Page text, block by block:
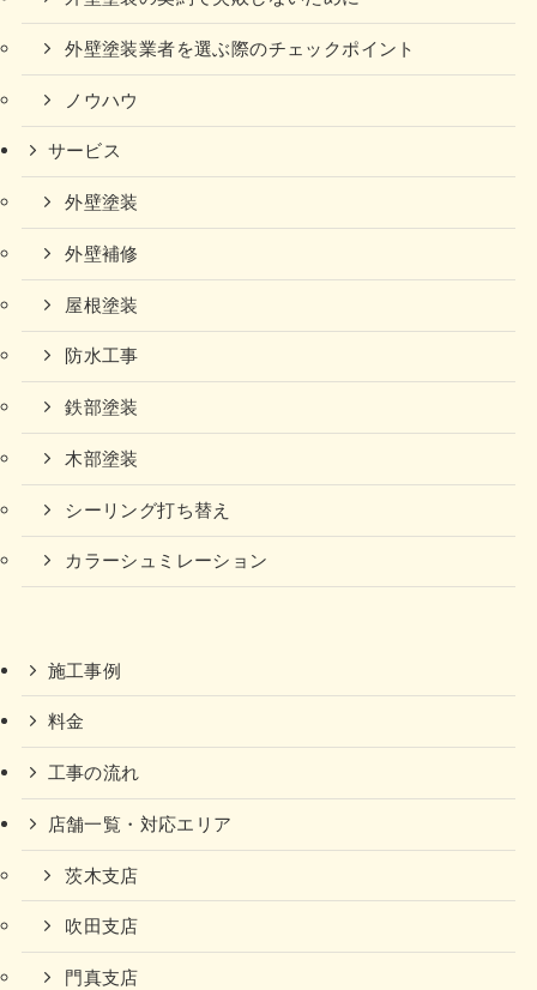
外壁塗装業者を選ぶ際のチェックポイント
ノウハウ
サービス
外壁塗装
外壁補修
屋根塗装
防水工事
鉄部塗装
木部塗装
シーリング打ち替え
カラーシュミレーション
施工事例
料金
工事の流れ
店舗一覧・対応エリア
茨木支店
吹田支店
門真支店